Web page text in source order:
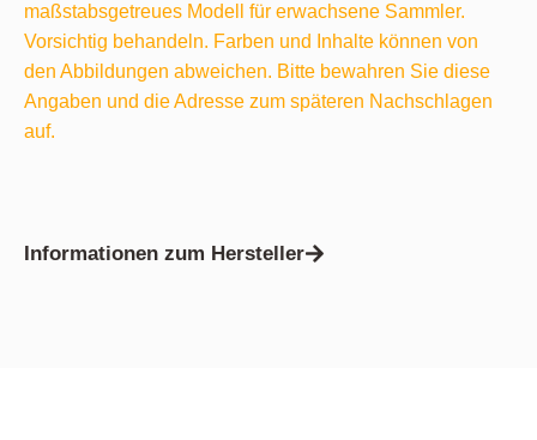
maßstabsgetreues Modell für erwachsene Sammler.
Vorsichtig behandeln. Farben und Inhalte können von
den Abbildungen abweichen. Bitte bewahren Sie diese
Angaben und die Adresse zum späteren Nachschlagen
auf.
Informationen zum Hersteller